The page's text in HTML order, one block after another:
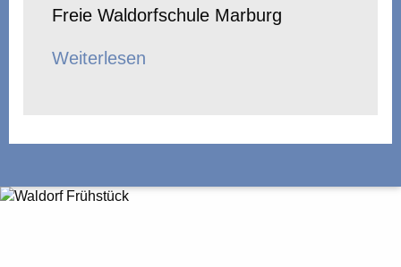
Freie Waldorfschule Marburg
Weiterlesen